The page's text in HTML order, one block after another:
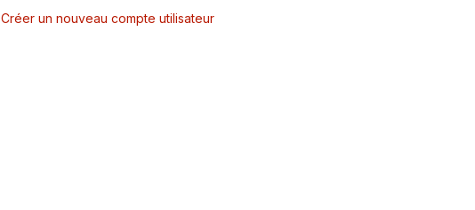
Créer un nouveau compte utilisateur